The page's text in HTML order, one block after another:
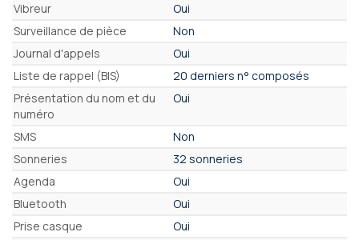
Vibreur
Oui
Surveillance de pièce
Non
Journal d'appels
Oui
Liste de rappel (BIS)
20 derniers n° composés
Présentation du nom et du
numéro
Oui
SMS
Non
Sonneries
32 sonneries
Agenda
Oui
Bluetooth
Oui
Prise casque
Oui